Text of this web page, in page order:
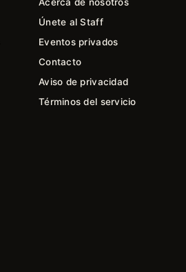
Únete al Staff
Eventos privados
Contacto
Aviso de privacidad
Términos del servicio